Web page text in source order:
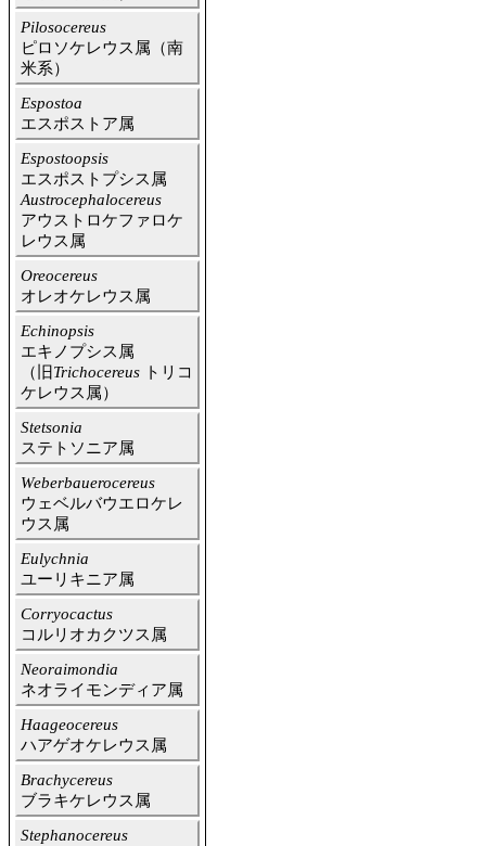
Pilosocereus
ピロソケレウス属（南
米系）
Espostoa
エスポストア属
Espostoopsis
エスポストプシス属
Austrocephalocereus
アウストロケファロケ
レウス属
Oreocereus
オレオケレウス属
Echinopsis
エキノプシス属
（旧Trichocereus トリコ
ケレウス属）
Stetsonia
ステトソニア属
Weberbauerocereus
ウェベルバウエロケレ
ウス属
Eulychnia
ユーリキニア属
Corryocactus
コルリオカクツス属
Neoraimondia
ネオライモンディア属
Haageocereus
ハアゲオケレウス属
Brachycereus
ブラキケレウス属
Stephanocereus